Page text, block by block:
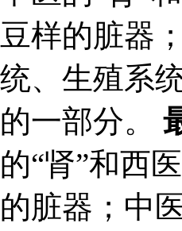
豆样的脏器
统、生殖系
的一部分。
的“肾”和西
的脏器；中